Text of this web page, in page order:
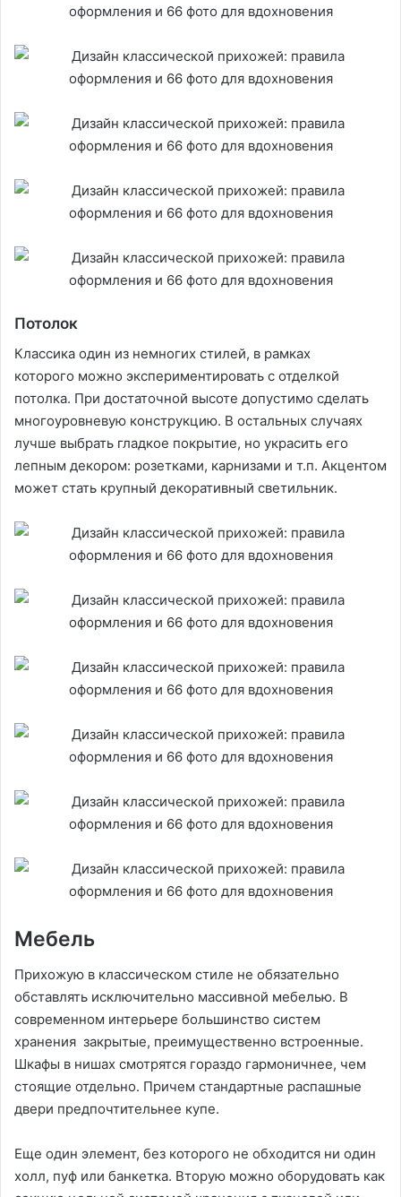
Потолок
Классика один из немногих стилей, в рамках
которого можно экспериментировать с отделкой
потолка. При достаточной высоте допустимо сделать
многоуровневую конструкцию. В остальных случаях
лучше выбрать гладкое покрытие, но украсить его
лепным декором: розетками, карнизами и т.п. Акцентом
может стать крупный декоративный светильник.
Мебель
Прихожую в классическом стиле не обязательно
обставлять исключительно массивной мебелью. В
современном интерьере большинство систем
хранения закрытые, преимущественно встроенные.
Шкафы в нишах смотрятся гораздо гармоничнее, чем
стоящие отдельно. Причем стандартные распашные
двери предпочтительнее купе.
Еще один элемент, без которого не обходится ни один
холл, пуф или банкетка. Вторую можно оборудовать как